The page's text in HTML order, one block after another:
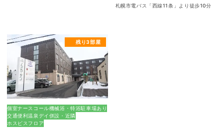
札幌市電バス「西線11条」より徒歩10分
残り3部屋
個室ナースコール機械浴・特浴駐車場あり
交通便利温泉 デイ併設・近隣
ホスピスフロア